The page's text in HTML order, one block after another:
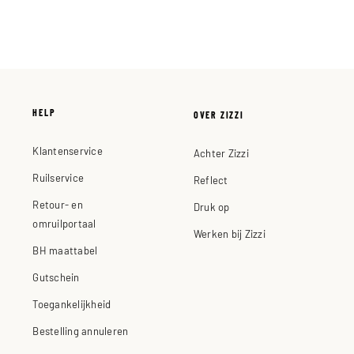
HELP
Klantenservice
Ruilservice
Retour- en
omruilportaal
BH maattabel
Gutschein
Toegankelijkheid
Bestelling annuleren
OVER ZIZZI
Achter Zizzi
Reflect
Druk op
Werken bij Zizzi